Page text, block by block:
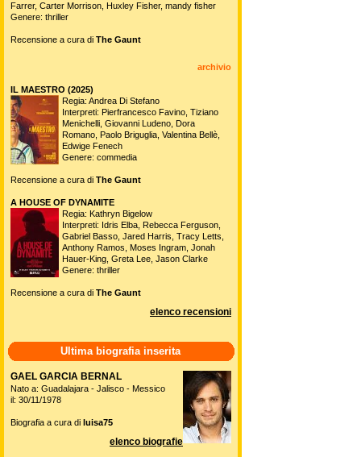
Farrer, Carter Morrison, Huxley Fisher, mandy fisher
Genere: thriller
Recensione a cura di The Gaunt
archivio
IL MAESTRO (2025)
Regia: Andrea Di Stefano
Interpreti: Pierfrancesco Favino, Tiziano
Menichelli, Giovanni Ludeno, Dora
Romano, Paolo Briguglia, Valentina Bellè,
Edwige Fenech
Genere: commedia
Recensione a cura di The Gaunt
A HOUSE OF DYNAMITE
Regia: Kathryn Bigelow
Interpreti: Idris Elba, Rebecca Ferguson,
Gabriel Basso, Jared Harris, Tracy Letts,
Anthony Ramos, Moses Ingram, Jonah
Hauer-King, Greta Lee, Jason Clarke
Genere: thriller
Recensione a cura di The Gaunt
elenco recensioni
Ultima biografia inserita
GAEL GARCIA BERNAL
Nato a: Guadalajara - Jalisco - Messico
il: 30/11/1978
Biografia a cura di luisa75
elenco biografie